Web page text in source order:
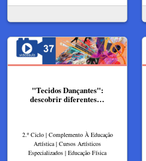
"Tecidos Dançantes":
descobrir diferentes…
2.º Ciclo | Complemento À Educação
Artística | Cursos Artísticos
Especializados | Educação Física